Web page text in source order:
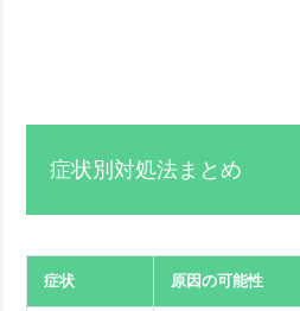
症状別対処法まとめ
症状 原因の可能性